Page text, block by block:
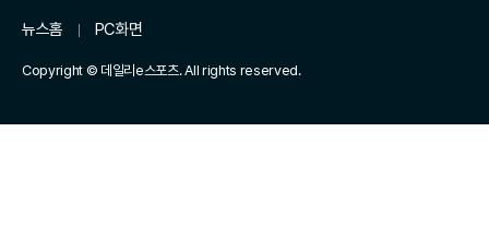
뉴스홈 PC화면
Copyright © 데일리e스포츠. All rights reserved.